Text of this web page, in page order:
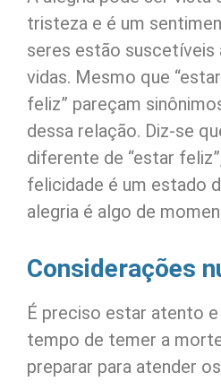
tristeza e é um
seres estão suscetíveis
vidas. Mesmo que
feliz” pareçam
dessa relação. Diz-se
diferente de “estar
felicidade é um estado
alegria é algo de
Considerações
É preciso estar atento
tempo de temer a
preparar para atender